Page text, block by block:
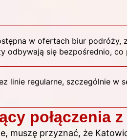
w ofertach biur podróży,
odbywają się bezpośrednio,
linie regularne, szczególnie w
połączenia
muszę przyznać, że